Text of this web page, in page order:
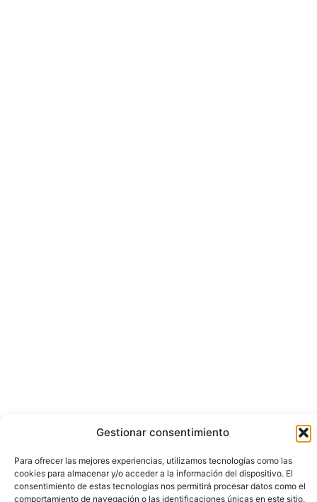
Gestionar consentimiento
Para ofrecer las mejores experiencias, utilizamos tecnologías como las
cookies para almacenar y/o acceder a la información del dispositivo. El
consentimiento de estas tecnologías nos permitirá procesar datos como el
comportamiento de navegación o las identificaciones únicas en este sitio.